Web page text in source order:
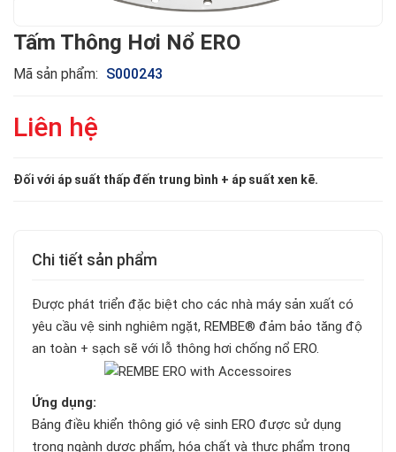
Tấm Thông Hơi Nổ ERO
Mã sản phẩm: S000243
Liên hệ
Đối với áp suất thấp đến trung bình + áp suất xen kẽ.
Chi tiết sản phẩm
Được phát triển đặc biệt cho các nhà máy sản xuất có
yêu cầu vệ sinh nghiêm ngặt, REMBE® đảm bảo tăng độ
an toàn + sạch sẽ với lỗ thông hơi chống nổ ERO.
Ứng dụng:
Bảng điều khiển thông gió vệ sinh ERO được sử dụng
trong ngành dược phẩm, hóa chất và thực phẩm trong